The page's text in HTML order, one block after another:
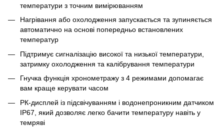
температури з точним вимірюванням
Нагрівання або охолодження запускається та зупиняється
автоматично на основі попередньо встановлених
температур
Підтримує сигналізацію високої та низької температури,
затримку охолодження та калібрування температури
Гнучка функція хронометражу з 4 режимами допомагає
вам краще керувати часом
РК-дисплей із підсвічуванням і водонепроникним датчиком
IP67, який дозволяє легко бачити температуру навіть у
темряві